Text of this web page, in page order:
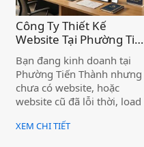
Công Ty Thiết Kế
Website Tại Phường Tiến
Thành – Chuẩn SEO,
Hiệu Quả Cho Doanh
Nghiệp )
Bạn đang kinh doanh tại
Phường Tiến Thành nhưng
chưa có website, hoặc
website cũ đã lỗi thời, load
từ Google? Đây là bài toán
XEM CHI TIẾT